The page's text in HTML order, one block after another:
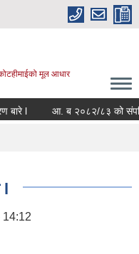
कोटहीमाईको मूल आधार
बारे l आ. ब २०८२/८३ को संपत्ति
14:12